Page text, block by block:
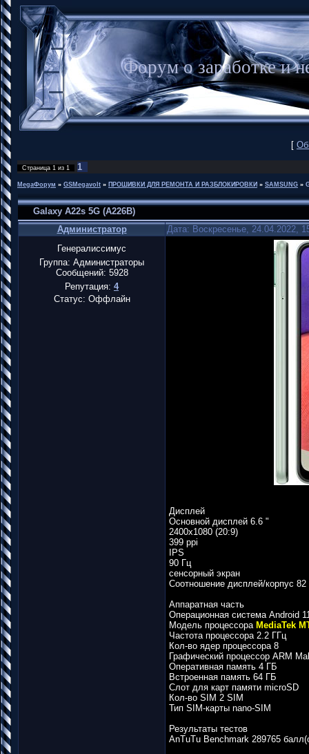
Форум о заработке
[
Страница 1 из 1 1
MegaФорум » GSMegavolt » ПРОШИВКИ ДЛЯ РЕМОНТА И РАЗБЛОКИРОВКИ » SAMSUNG »
Galaxy A22s 5G (A226B)
Администратор
Дата: Воскресенье, 24.04.2022,
Генералиссимус
Группа: Администраторы
Сообщений: 5928
Репутация: 4
Статус: Оффлайн
Дисплей
Основной дисплей 6.6 "
2400x1080 (20:9)
399 ppi
IPS
90 Гц
сенсорный экран
Соотношение дисплей/корпус 82
Аппаратная часть
Операционная система Android
Модель процессора MediaTek
Частота процессора 2.2 ГГц
Кол-во ядер процессора 8
Графический процессор ARM
Оперативная память 4 ГБ
Встроенная память 64 ГБ
Слот для карт памяти microSD
Кол-во SIM 2 SIM
Тип SIM-карты nano-SIM
Результаты тестов
AnTuTu Benchmark 289765